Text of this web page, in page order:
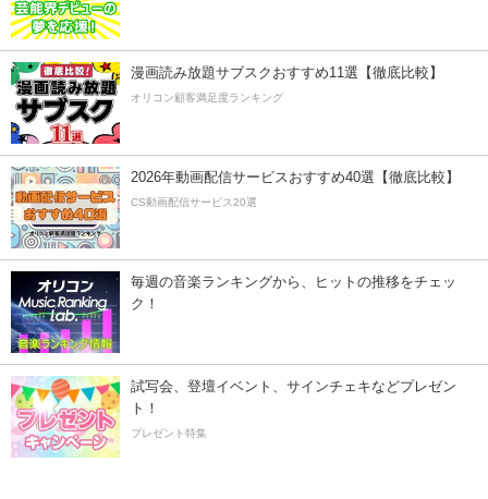
漫画読み放題サブスクおすすめ11選【徹底比較】
オリコン顧客満足度ランキング
2026年動画配信サービスおすすめ40選【徹底比較】
CS動画配信サービス20選
毎週の音楽ランキングから、ヒットの推移をチェッ
ク！
試写会、登壇イベント、サインチェキなどプレゼン
ト！
プレゼント特集